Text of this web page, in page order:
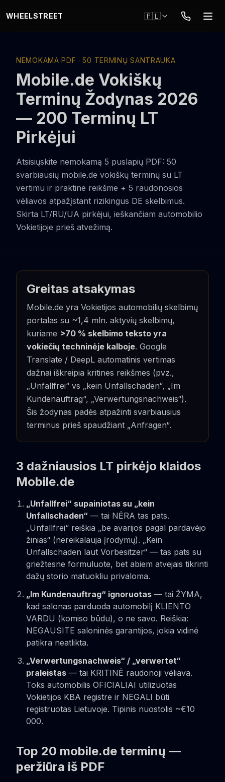
WHEELSTREET 🇵🇱
NEMOKAMA PDF · 50 TERMINŲ SANTRAUKA
Mobile.de Vokiškų
Terminų Žodynas 2026
— 200 Terminų LT
Pirkėjui
Atsisiųskite nemokamą 5 puslapių PDF: 50
svarbiausių mobile.de vokiškų terminų su LT
vertimu ir praktine reikšme + 5 raudonosios
vėliavos atpažįstant rizikingus DE skelbimus.
Skirta LT/RU/UA pirkėjui, ieškančiam automobilio
Vokietijoje prieš atvežimą.
Greitas atsakymas
Mobile.de yra Vokietijos automobilių skelbimų
portalas su ~1,4 mln. aktyvių skelbimų,
kuriame >70 % skelbimo teksto yra
vokiečių techninėje kalboje. Google
Translate / DeepL automatinis vertimas
dažnai iškreipia kritines reikšmes (pvz.,
„Unfallfrei“ vs „kein Unfallschaden“, „Im
Kundenauftrag“, „Verwertungsnachweis“).
Šis žodynas padės atpažinti svarbiausius
terminus prieš spaudžiant „Anfragen“.
3 dažniausios LT pirkėjo klaidos
Mobile.de
„Unfallfrei“ supainiotas su „kein
Unfallschaden“ — tai NĖRA tas pats.
„Unfallfrei“ reiškia „be avarijos pagal pardavėjo
žinias“ (nereikalauja įrodymų). „Kein
Unfallschaden laut Vorbesitzer“ — tas pats su
griežtesne formuluote, bet abiem atvejais tikrinti
dažų storio matuokliu privaloma.
„Im Kundenauftrag“ ignoruotas — tai ŽYMA,
kad salonas parduoda automobilį KLIENTO
VARDU (komiso būdu), o ne savo. Reiškia:
NEGAUSITE saloninės garantijos, jokia vidinė
patikra neatlikta.
„Verwertungsnachweis“ / „verwertet“
praleistas — tai KRITINĖ raudonoji vėliava.
Toks automobilis OFICIALIAI utilizuotas
Vokietijos KBA registre ir NEGALI būti
registruotas Lietuvoje. Tipinis nuostolis ~€10
000.
Top 20 mobile.de terminų —
peržiūra iš PDF